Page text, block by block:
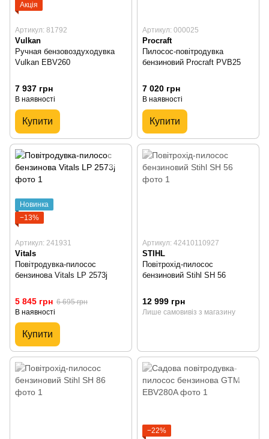
Акція
Артикул: 81792
Vulkan
Ручная бензовоздуходувка
Vulkan EBV260
7 937 грн
В наявності
Купити
Артикул: 000025
Procraft
Пилосос-повітродувка
бензиновий Procraft PVB25
7 020 грн
В наявності
Купити
Новинка
−13%
Артикул: 241931
Vitals
Повітродувка-пилосос
бензинова Vitals LP 2573j
5 845 грн 6 695 грн
В наявності
Купити
Артикул: 42410110927
STIHL
Повітрохід-пилосос
бензиновий Stihl SH 56
12 999 грн
Лише самовивіз з магазину
−22%